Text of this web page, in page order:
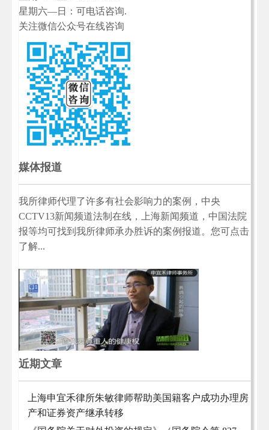
星期六—日：可电话咨询.
关注微信公众号在线咨询
媒体报道
我所律师代理了许多有社会影响力的案例，中央
CCTV13新闻频道法制在线，上海新闻频道，中国法院
报等均可找到我所律师承办胜诉的案例报道。您可点击
了解...
近期文章
上海申宜禾律所朱敏律师帮助美国籍客户成功办理房
产和证券资产继承转移